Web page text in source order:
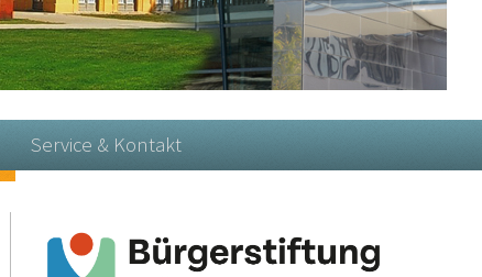
Service & Kontakt